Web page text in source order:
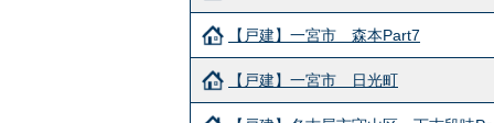
【戸建】一宮市 森本Part7
【戸建】一宮市 日光町